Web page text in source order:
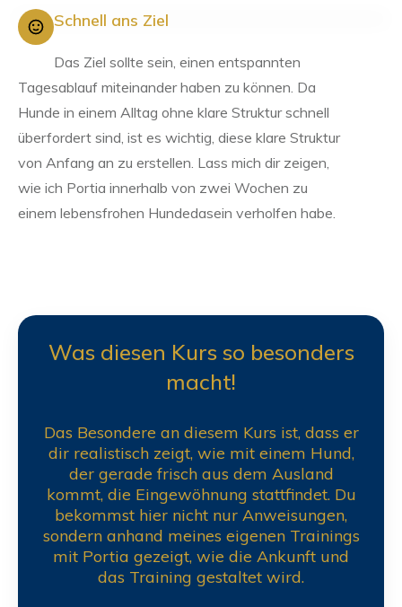
Schnell ans Ziel
Das Ziel sollte sein, einen entspannten
Tagesablauf miteinander haben zu können. Da
Hunde in einem Alltag ohne klare Struktur schnell
überfordert sind, ist es wichtig, diese klare Struktur
von Anfang an zu erstellen. Lass mich dir zeigen,
wie ich Portia innerhalb von zwei Wochen zu
einem lebensfrohen Hundedasein verholfen habe.
Was diesen Kurs so besonders
macht!
Das Besondere an diesem Kurs ist, dass er
dir realistisch zeigt, wie mit einem Hund,
der gerade frisch aus dem Ausland
kommt, die Eingewöhnung stattfindet. Du
bekommst hier nicht nur Anweisungen,
sondern anhand meines eigenen Trainings
mit Portia gezeigt, wie die Ankunft und
das Training gestaltet wird.